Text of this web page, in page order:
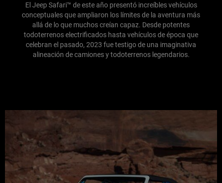
El Jeep Safari™ de este año presentó increíbles vehículos
conceptuales que ampliaron los límites de la aventura más
allá de lo que muchos creían capaz. Desde potentes
todoterrenos electrificados hasta vehículos de época que
celebran el pasado, 2023 fue testigo de una imaginativa
alineación de camiones y todoterrenos legendarios.